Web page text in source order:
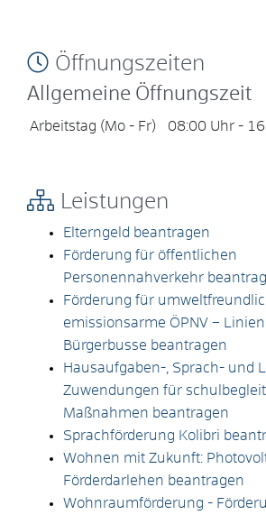
Öffnungszeiten
Allgemeine Öffnungszeit
Arbeitstag (Mo - Fr) 08:00 Uhr -
Leistungen
Elterngeld beantragen
Förderung für öffentlichen
Personennahverkehr
Förderung für
emissionsarme ÖPNV –
Bürgerbusse beantragen
Hausaufgaben-, Sprach- und
Zuwendungen für
Maßnahmen beantragen
Sprachförderung Kolibri
Wohnen mit Zukunft:
Förderdarlehen beantragen
Wohnraumförderung -